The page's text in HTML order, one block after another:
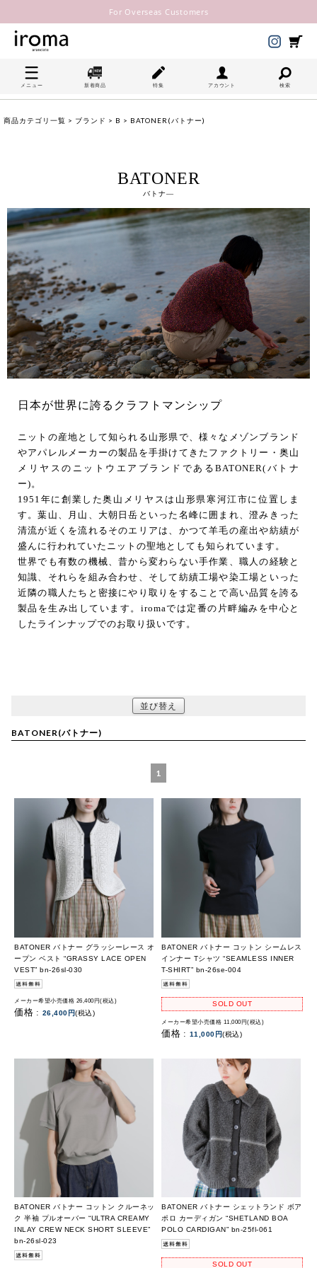
For Overseas Customers
メニュー 新着商品 特集 アカウント 検索
商品カテゴリ一覧 > ブランド > B > BATONER(バトナー)
BATONER
バトナ―
日本が世界に誇るクラフトマンシップ
ニットの産地として知られる山形県で、様々なメゾンブランド
やアパレルメーカーの製品を手掛けてきたファクトリー・奥山
メリヤスのニットウエアブランドであるBATONER(バトナ
ー)。
1951年に創業した奥山メリヤスは山形県寒河江市に位置しま
す。葉山、月山、大朝日岳といった名峰に囲まれ、澄みきった
清流が近くを流れるそのエリアは、かつて羊毛の産出や紡績が
盛んに行われていたニットの聖地としても知られています。
世界でも有数の機械、昔から変わらない手作業、職人の経験と
知識、それらを組み合わせ、そして紡績工場や染工場といった
近隣の職人たちと密接にやり取りをすることで高い品質を誇る
製品を生み出しています。iromaでは定番の片畔編みを中心と
したラインナップでのお取り扱いです。
並び替え
BATONER(バトナー)
1
BATONER バトナー グラッシーレース オ
ープン ベスト “GRASSY LACE OPEN
VEST” bn-26sl-030
メーカー希望小売価格 26,400円(税込)
価格 : 26,400円(税込)
BATONER バトナー コットン シームレス
インナー Tシャツ “SEAMLESS INNER
T-SHIRT” bn-26se-004
SOLD OUT
メーカー希望小売価格 11,000円(税込)
価格 : 11,000円(税込)
BATONER バトナー コットン クルーネッ
ク 半袖 プルオーバー “ULTRA CREAMY
INLAY CREW NECK SHORT SLEEVE”
bn-26sl-023
BATONER バトナー シェットランド ボア
ポロ カーディガン “SHETLAND BOA
POLO CARDIGAN” bn-25fl-061
SOLD OUT